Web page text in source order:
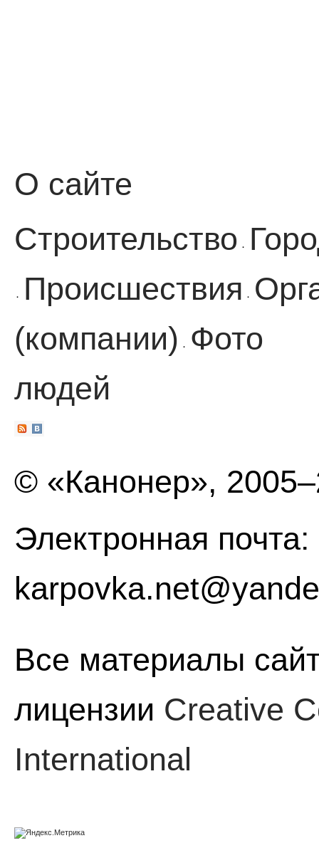
О сайте
Строительство ·
· Происшествия ·
(компании)
·
Фото
людей
© «Канонер»,
Электронная почта:
Все материалы
лицензии Creative
International